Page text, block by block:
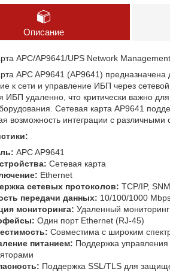
Описание
APC/AP9641/UPS Network
APC AP9641 (AP9641)
к сети и управление ИБП через
ИБП удаленно, что критически важно
Сетевая карта AP9641
возможность интеграции с
APC AP9641
Сетевая карта
Ethernet
сетевых протоколов: TCP/IP,
передачи данных: 10/100/1000
мониторинга: Удаленный
Один порт Ethernet (RJ-45)
Совместима с широким
питанием: Поддержка
Поддержка SSL/TLS для